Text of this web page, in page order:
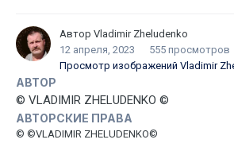
Автор Vladimir Zheludenko
12 апреля, 2023
555 просмотров
Просмотр изображений Vladimir
АВТОР
© VLADIMIR ZHELUDENKO ©
АВТОРСКИЕ ПРАВА
© ©VLADIMIR ZHELUDENKO©